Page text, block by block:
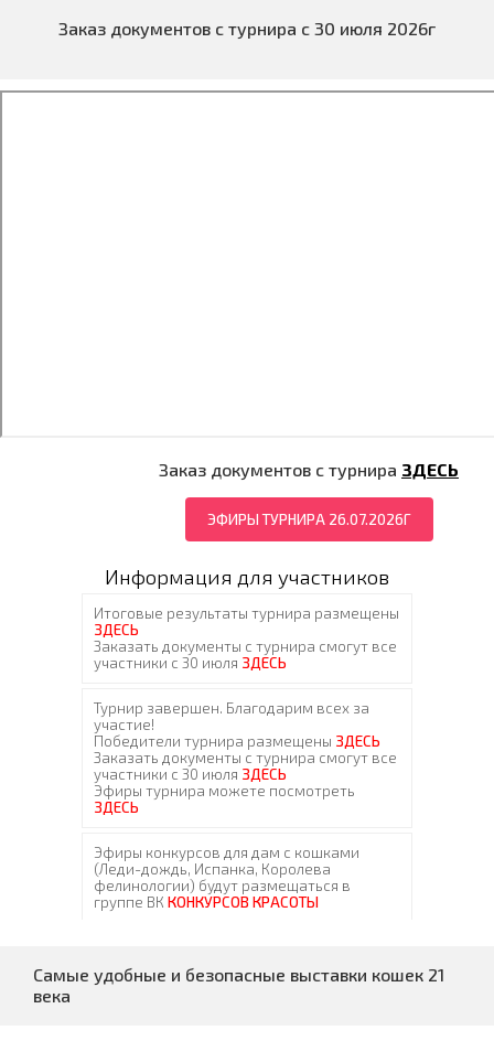
Заказ документов с турнира с 30 июля 2026г
Заказ документов с турнира ЗДЕСЬ
ЭФИРЫ ТУРНИРА 26.07.2026Г
Информация для участников
Самые удобные и безопасные выставки кошек 21
века